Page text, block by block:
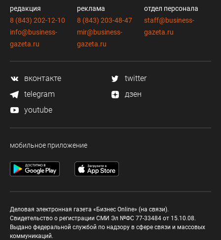
редакция
8 (843) 202-12-10
info@business-
gazeta.ru
реклама
8 (843) 203-48-47
mir@business-
gazeta.ru
отдел персонала
staff@business-
gazeta.ru
вконтакте
twitter
telegram
дзен
youtube
мобильное приложение
Деловая электронная газета «Бизнес Online» (на связи).
Свидетельство о регистрации СМИ Эл №ФС 77-33484 от 15.10.08.
Выдано федеральной службой по надзору в сфере связи и массовых
коммуникаций.